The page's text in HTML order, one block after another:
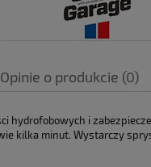
zawiera ewentualnych
Opinie o produkcie (0)
hydrofobowych i
kilka minut. Wystarczy